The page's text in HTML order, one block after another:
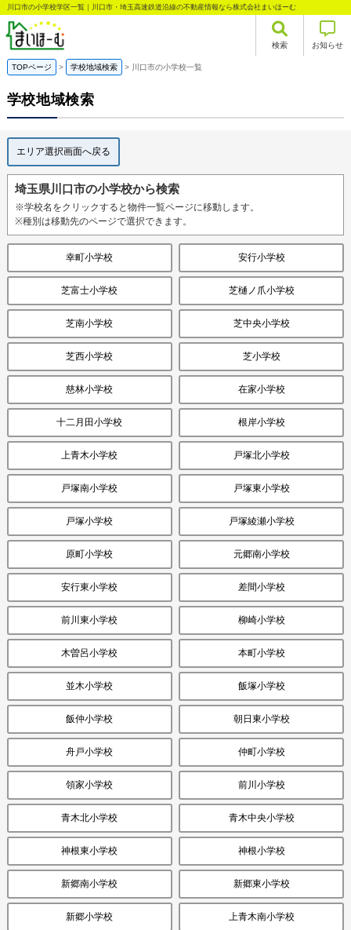
川口市の小学校学区一覧｜川口市・埼玉高速鉄道沿線の不動産情報なら株式会社まいほーむ
検索 お知らせ
TOPページ 学校地域検索 川口市の小学校一覧
学校地域検索
エリア選択画面へ戻る
埼玉県川口市の小学校から検索
※学校名をクリックすると物件一覧ページに移動します。
※種別は移動先のページで選択できます。
幸町小学校 安行小学校
芝富士小学校 芝樋ノ爪小学校
芝南小学校 芝中央小学校
芝西小学校 芝小学校
慈林小学校 在家小学校
十二月田小学校 根岸小学校
上青木小学校 戸塚北小学校
戸塚南小学校 戸塚東小学校
戸塚小学校 戸塚綾瀬小学校
原町小学校 元郷南小学校
安行東小学校 差間小学校
前川東小学校 柳崎小学校
木曽呂小学校 本町小学校
並木小学校 飯塚小学校
飯仲小学校 朝日東小学校
舟戸小学校 仲町小学校
領家小学校 前川小学校
青木北小学校 青木中央小学校
神根東小学校 神根小学校
新郷南小学校 新郷東小学校
新郷小学校 上青木南小学校